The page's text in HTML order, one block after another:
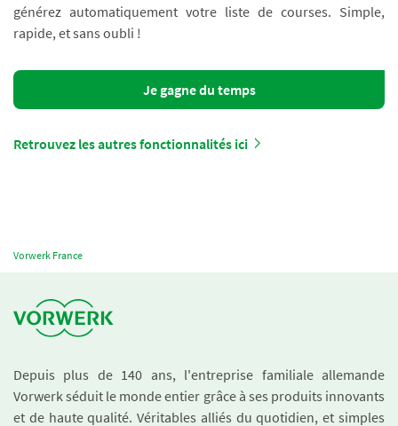
générez automatiquement votre liste de courses. Simple,
rapide, et sans oubli !
Je gagne du temps
Retrouvez les autres fonctionnalités ici
Vorwerk France
Depuis plus de 140 ans, l'entreprise familiale allemande
Vorwerk séduit le monde entier grâce à ses produits innovants
et de haute qualité. Véritables alliés du quotidien, et simples